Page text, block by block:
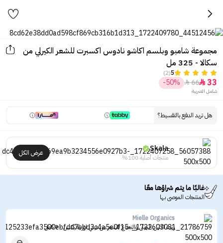
مجموعة شامبو وبلسم اكاشو نادوس اكسبرت للشعر الكيرلي من
سكالا - 325 مل
5
(2)
33

66

-50%
شامل الضريبة
هل تريد الدفع بالتقسيط؟
Skala
منتجات أصلية 100%
عرض الكل
غالبًا ما يتم شراؤها معًا
المنتجات الموصى بها
Mielle Organics
زيت اكليل الجبل والنعناع للشعر من ميلي اورجانيكس - 59مل